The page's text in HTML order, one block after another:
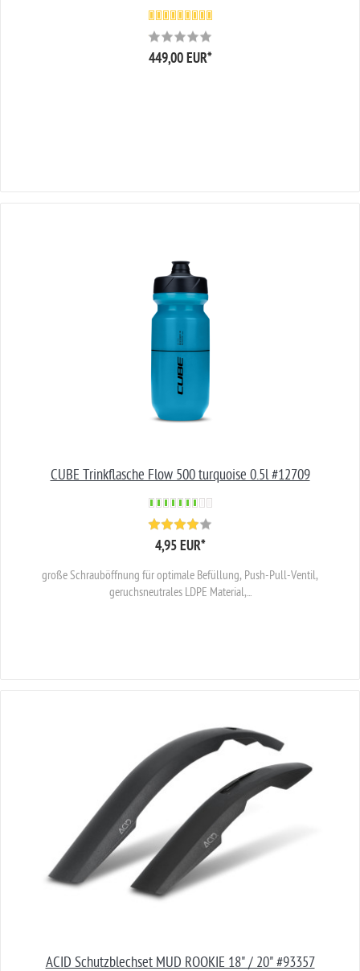
449,00 EUR*
CUBE Trinkflasche Flow 500 turquoise 0.5l #12709
4,95 EUR*
große Schrauböffnung für optimale Befüllung, Push-Pull-Ventil,
geruchsneutrales LDPE Material,...
ACID Schutzblechset MUD ROOKIE 18" / 20" #93357